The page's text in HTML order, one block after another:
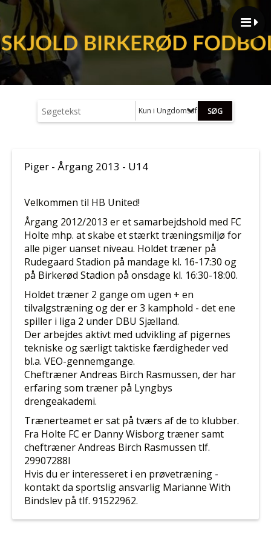
Kun i Ungdomsafdelingen (U13 - U19)
Piger - Årgang 2013 - U14
Velkommen til HB United!
Årgang 2012/2013 er et samarbejdshold med FC
Holte mhp. at skabe et stærkt træningsmiljø for
alle piger uanset niveau. Holdet træner på
Rudegaard Stadion på mandage kl. 16-17:30 og
på Birkerød Stadion på onsdage kl. 16:30-18:00.
Holdet træner 2 gange om ugen + en
tilvalgstræning og der er 3 kamphold - det ene
spiller i liga 2 under DBU Sjælland.
Der arbejdes aktivt med udvikling af pigernes
tekniske og særligt taktiske færdigheder ved
bl.a. VEO-gennemgange.
Cheftræner Andreas Birch Rasmussen, der har
erfaring som træner på Lyngbys
drengeakademi.
Trænerteamet er sat på tværs af de to klubber.
Fra Holte FC er Danny Wisborg træner samt
cheftræner Andreas Birch Rasmussen tlf.
29907288l
Hvis du er interesseret i en prøvetræning -
kontakt da sportslig ansvarlig Marianne With
Bindslev på tlf. 91522962.